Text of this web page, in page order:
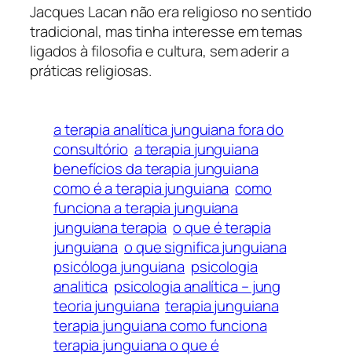
Jacques Lacan não era religioso no sentido
tradicional, mas tinha interesse em temas
ligados à filosofia e cultura, sem aderir a
práticas religiosas.
a terapia analítica junguiana fora do
consultório a terapia junguiana
benefícios da terapia junguiana
como é a terapia junguiana como
funciona a terapia junguiana
junguiana terapia o que é terapia
junguiana o que significa junguiana
psicóloga junguiana psicologia
analitica psicologia analítica – jung
teoria junguiana terapia junguiana
terapia junguiana como funciona
terapia junguiana o que é